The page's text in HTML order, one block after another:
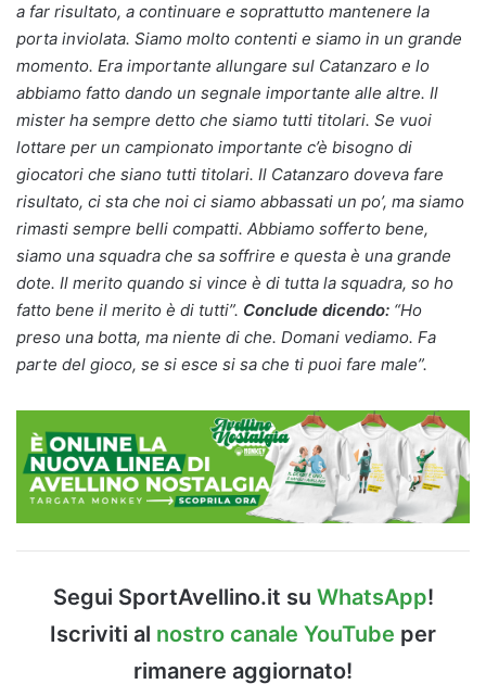
a far risultato, a continuare e soprattutto mantenere la
porta inviolata. Siamo molto contenti e siamo in un grande
momento. Era importante allungare sul Catanzaro e lo
abbiamo fatto dando un segnale importante alle altre. Il
mister ha sempre detto che siamo tutti titolari. Se vuoi
lottare per un campionato importante c’è bisogno di
giocatori che siano tutti titolari. Il Catanzaro doveva fare
risultato, ci sta che noi ci siamo abbassati un po’, ma siamo
rimasti sempre belli compatti. Abbiamo sofferto bene,
siamo una squadra che sa soffrire e questa è una grande
dote. Il merito quando si vince è di tutta la squadra, so ho
fatto bene il merito è di tutti”. Conclude dicendo: “Ho
preso una botta, ma niente di che. Domani vediamo. Fa
parte del gioco, se si esce si sa che ti puoi fare male”.
Segui SportAvellino.it su WhatsApp!
Iscriviti al nostro canale YouTube per
rimanere aggiornato!